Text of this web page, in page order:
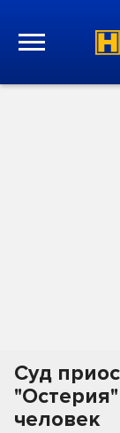
Суд
человек